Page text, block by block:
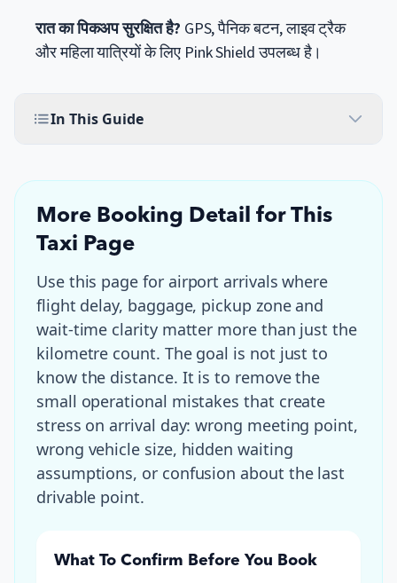
रात का पिकअप सुरक्षित है? GPS, पैनिक बटन, लाइव ट्रैक
और महिला यात्रियों के लिए Pink Shield उपलब्ध है।
In This Guide
More Booking Detail for This
Taxi Page
Use this page for airport arrivals where
flight delay, baggage, pickup zone and
wait-time clarity matter more than just the
kilometre count. The goal is not just to
know the distance. It is to remove the
small operational mistakes that create
stress on arrival day: wrong meeting point,
wrong vehicle size, hidden waiting
assumptions, or confusion about the last
drivable point.
What To Confirm Before You Book